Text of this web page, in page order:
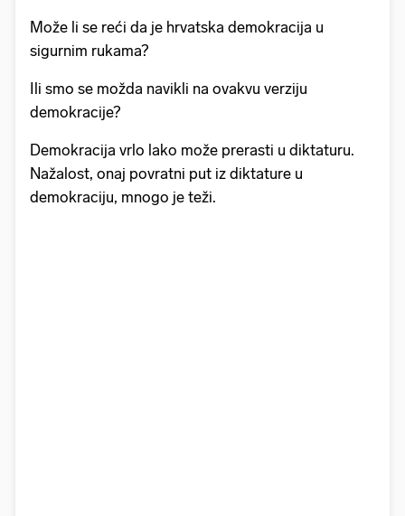
Može li se reći da je hrvatska demokracija u
sigurnim rukama?
Ili smo se možda navikli na ovakvu verziju
demokracije?
Demokracija vrlo lako može prerasti u diktaturu.
Nažalost, onaj povratni put iz diktature u
demokraciju, mnogo je teži.